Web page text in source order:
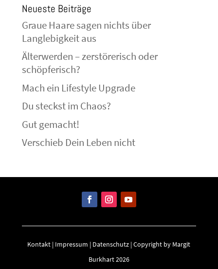
Neueste Beiträge
Graue Haare sagen nichts über
Langlebigkeit aus
Älterwerden – zerstörerisch oder
schöpferisch?
Mach ein Lifestyle Upgrade
Du steckst im Chaos?
Gut gemacht!
Verschieb Dein Leben nicht
Kontakt | Impressum | Datenschutz | Copyright by Margit
Burkhart 2026